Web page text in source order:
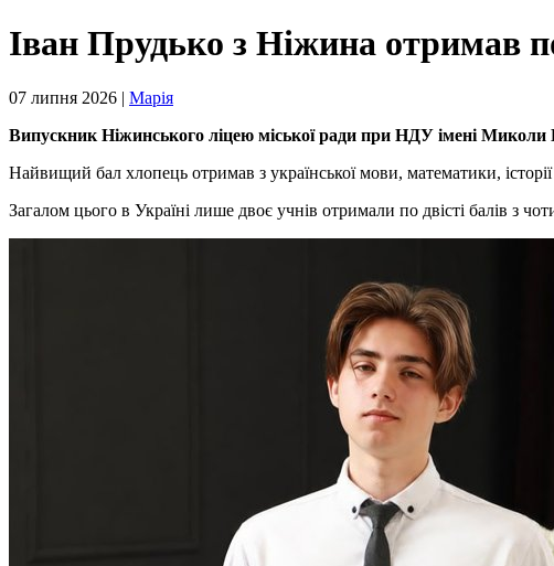
Іван Прудько з Ніжина отримав
07 липня 2026 | Марія
Випускник Ніжинського ліцею міської ради при НДУ імені Миколи
Найвищий бал хлопець отримав з української мови, математики,
Загалом цього в Україні лише двоє учнів отримали по двісті балів з